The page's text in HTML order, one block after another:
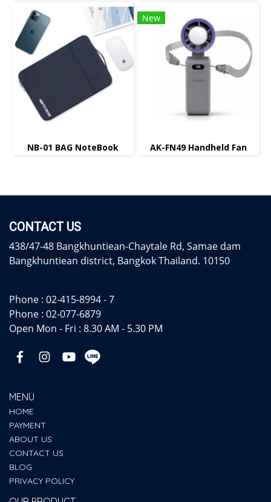
NB-01 BAG NoteBook
New
AK-FN49 Handheld Fan
CONTACT US
438/47-48 Bangkhuntiean-Chaytale Rd, Samae dam
Bangkhuntiean district, Bangkok Thailand. 10150
Phone : 02-415-8994 - 7
Phone : 02-077-6879
Open Mon - Fri : 8.30 AM - 5.30 PM
MENU
HOME
PAYMENT
ABOUT US
CONTACT US
BLOG
PRIVACY POLICY